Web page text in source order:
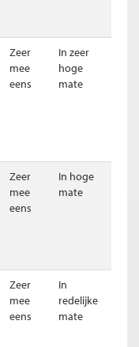
Zeer
mee
eens
In zeer
hoge
mate
Zeer
mee
eens
In hoge
mate
Zeer
mee
eens
In
redelijke
mate